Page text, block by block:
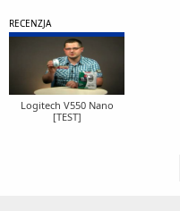
RECENZJA
Logitech V550 Nano
[TEST]